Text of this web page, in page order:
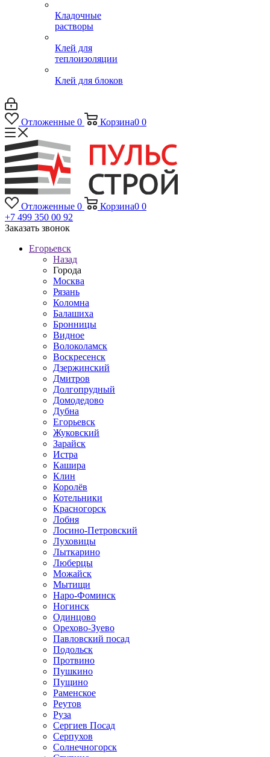
Кладочные
растворы
Клей для
теплоизоляции
Клей для блоков
Отложенные 0 Корзина0 0
Отложенные 0 Корзина0 0
+7 499 350 00 92
Заказать звонок
Егорьевск
Назад
Города
Москва
Рязань
Коломна
Балашиха
Бронницы
Видное
Волоколамск
Воскресенск
Дзержинский
Дмитров
Долгопрудный
Домодедово
Дубна
Егорьевск
Жуковский
Зарайск
Истра
Кашира
Клин
Королёв
Котельники
Красногорск
Лобня
Лосино-Петровский
Луховицы
Лыткарино
Люберцы
Можайск
Мытищи
Наро-Фоминск
Ногинск
Одинцово
Орехово-Зуево
Павловский посад
Подольск
Протвино
Пушкино
Пущино
Раменское
Реутов
Руза
Сергиев Посад
Серпухов
Солнечногорск